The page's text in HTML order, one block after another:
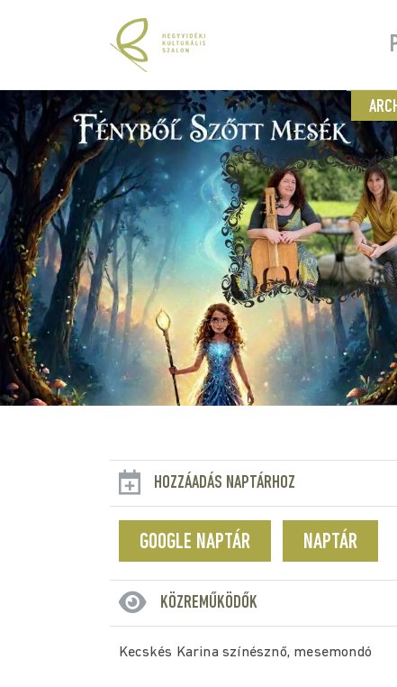
HOZZÁADÁS NAPTÁRHOZ
GOOGLE NAPTÁR NAPTÁR
KÖZREMŰKÖDŐK
Kecskés Karina színésznő, mesemondó